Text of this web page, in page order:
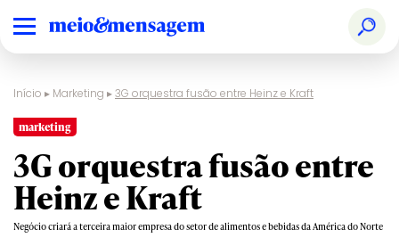
Início ▸ Marketing ▸3G orquestra fusão entre Heinz e Kraft
marketing
3G orquestra fusão entre
Heinz e Kraft
Negócio criará a terceira maior empresa do setor de alimentos e bebidas da América do Norte